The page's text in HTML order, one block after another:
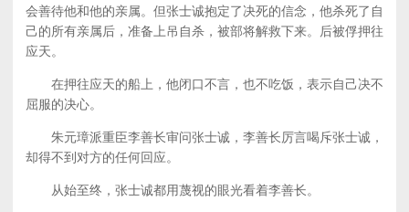
会善待他和他的亲属。但张士诚抱定了决死的信念，他杀死了自
己的所有亲属后，准备上吊自杀，被部将解救下来。后被俘押往
应天。
在押往应天的船上，他闭口不言，也不吃饭，表示自己决不
屈服的决心。
朱元璋派重臣李善长审问张士诚，李善长厉言喝斥张士诚，
却得不到对方的任何回应。
从始至终，张士诚都用蔑视的眼光看着李善长。